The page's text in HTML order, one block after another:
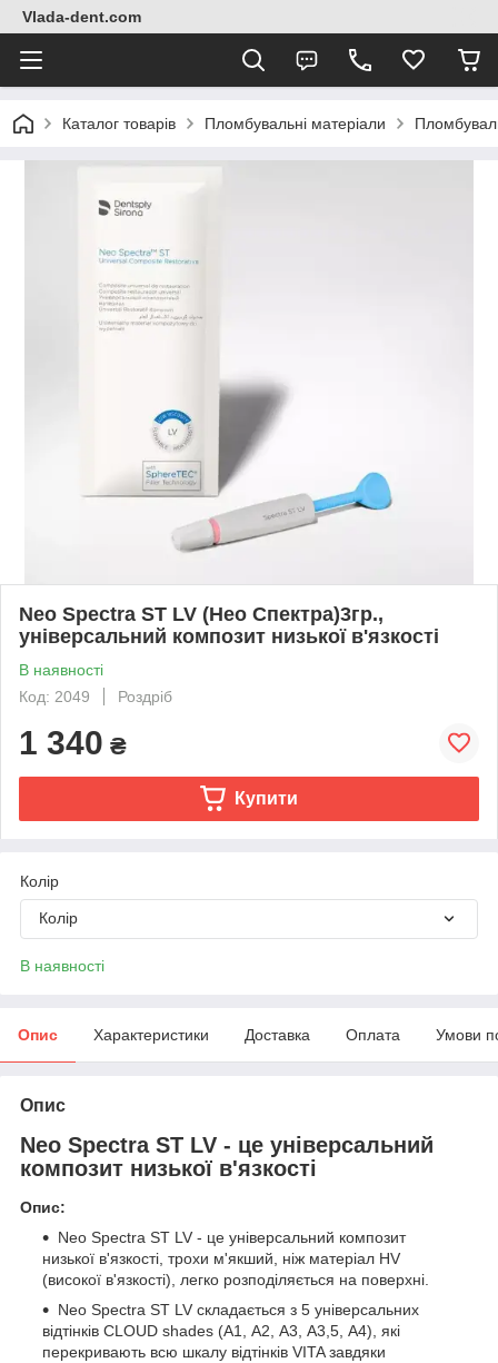
Vlada-dent.com
Каталог товарів Пломбувальні матеріали
Neo Spectra ST LV (Нео Спектра)3гр.,
універсальний композит низької в'язкості
В наявності
Код: 2049
Роздріб
1 340 ₴
Купити
Колір
Колір
В наявності
Опис Характеристики Доставка Оплата Умови
Опис
Neo Spectra ST LV - це універсальний
композит низької в'язкості
Опис:
Neo Spectra ST LV - це універсальний композит
низької в'язкості, трохи м'якший, ніж матеріал HV
(високої в'язкості), легко розподіляється на поверхні.
Neo Spectra ST LV складається з 5 універсальних
відтінків CLOUD shades (А1, А2, А3, А3,5, А4), які
перекривають всю шкалу відтінків VITA завдяки